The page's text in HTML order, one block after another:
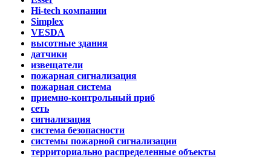
Hi-tech компании
Simplex
VESDA
высотные здания
датчики
извещатели
пожарная сигнализация
пожарная система
приемно-контрольный приб
сеть
сигнализация
система безопасности
системы пожарной сигнализации
территориально распределенные объекты